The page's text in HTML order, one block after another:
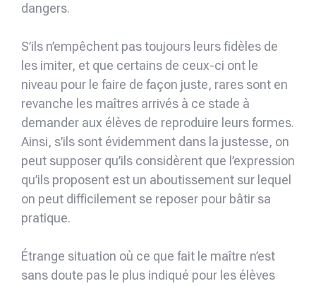
dangers.
S’ils n’empêchent pas toujours leurs fidèles de
les imiter, et que certains de ceux-ci ont le
niveau pour le faire de façon juste, rares sont en
revanche les maîtres arrivés à ce stade à
demander aux élèves de reproduire leurs formes.
Ainsi, s’ils sont évidemment dans la justesse, on
peut supposer qu’ils considèrent que l’expression
qu’ils proposent est un aboutissement sur lequel
on peut difficilement se reposer pour bâtir sa
pratique.
Étrange situation où ce que fait le maître n’est
sans doute pas le plus indiqué pour les élèves